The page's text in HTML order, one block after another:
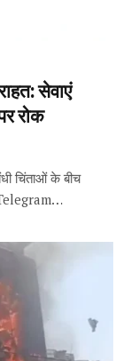
सेवाएं
रोक
चिंताओं के बीच
Telegram…